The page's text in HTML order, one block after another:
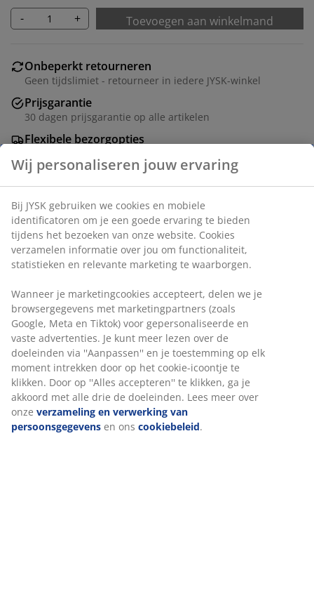
- + Toevoegen aan winkelmand
Onbeperkt retourneren
Geen tijdslimiet - retourneer in iedere JYSK-winkel
Prijsgarantie
30 dagen prijsgarantie op alle artikelen
Flexibele bezorgopties
Artikelnummer: 1826100
Specificaties
Beoordelingen
(0
Over het merk
Wij personaliseren jouw ervaring
Bij JYSK gebruiken we cookies en mobiele
identificatoren om je een goede ervaring te bieden
tijdens het bezoeken van onze website. Cookies
verzamelen informatie over jou om functionaliteit,
statistieken en relevante marketing te waarborgen.
Wanneer je marketingcookies accepteert, delen we je
browsergegevens met marketingpartners (zoals
Google, Meta en Tiktok) voor gepersonaliseerde en
vaste advertenties. Je kunt meer lezen over de
doeleinden via ''Aanpassen'' en je toestemming op elk
moment intrekken door op het cookie-icoontje te
klikken. Door op ''Alles accepteren'' te klikken, ga je
akkoord met alle drie de doeleinden. Lees meer over
onze verzameling en verwerking van
persoonsgegevens en ons cookiebeleid.